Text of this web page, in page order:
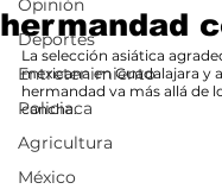
Opinión
Deportes
Entretenimiento
Policiaca
Agricultura
México
hermandad
La selección asiática
mexicana en Guadalajara y
hermandad va más allá de
cancha.